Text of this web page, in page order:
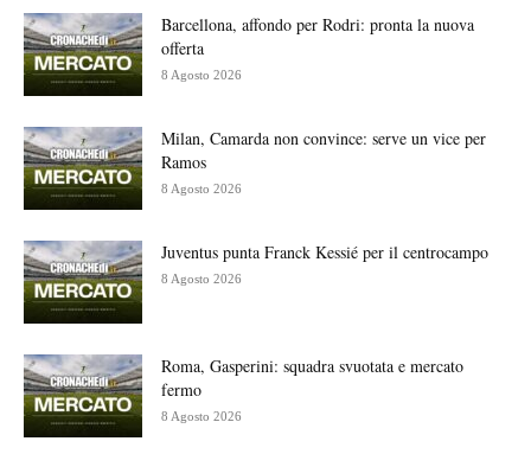
Barcellona, affondo per Rodri: pronta la nuova
offerta
8 Agosto 2026
Milan, Camarda non convince: serve un vice per
Ramos
8 Agosto 2026
Juventus punta Franck Kessié per il centrocampo
8 Agosto 2026
Roma, Gasperini: squadra svuotata e mercato
fermo
8 Agosto 2026